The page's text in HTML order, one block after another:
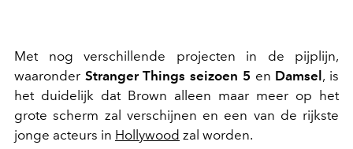
Met nog verschillende projecten in de pijplijn,
waaronder Stranger Things seizoen 5 en Damsel, is
het duidelijk dat Brown alleen maar meer op het
grote scherm zal verschijnen en een van de rijkste
jonge acteurs in Hollywood zal worden.